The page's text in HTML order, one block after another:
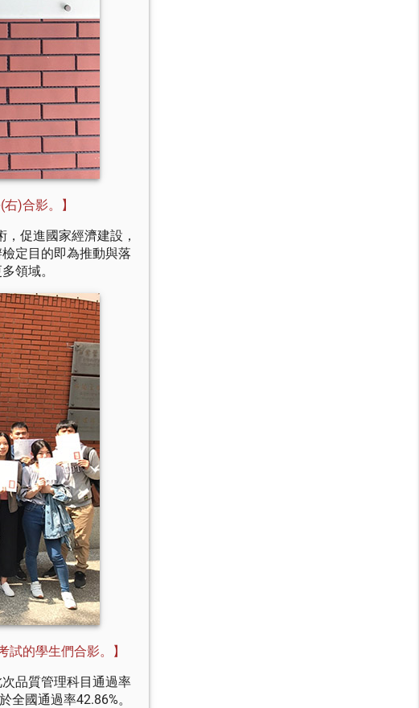
)合影。
】
促進國家經濟建設，
定目的即為推動與落
領域。
試的學生們合影。
】
品質管理科目通過率
全國通過率42.86%。